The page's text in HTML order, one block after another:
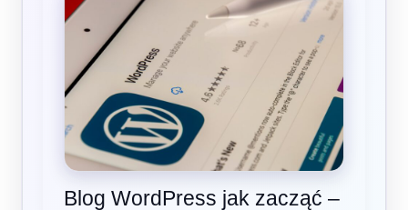
Blog WordPress jak zacząć –
WordPress
zacząć
kompletny
poradnik
2024